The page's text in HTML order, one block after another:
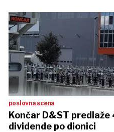
poslovna scena
Končar D&ST predlaže
dividende po dionici